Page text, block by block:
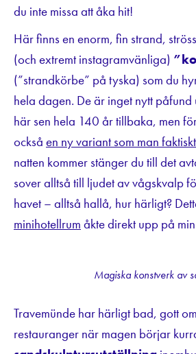
du inte missa att åka hit!
Här finns en enorm, fin strand,
(och extremt instagramvänliga)
(”strandkörbe” på tyska) som du
hela dagen. De är inget nytt påfund
här sen hela 140 år tillbaka, men
också en ny variant som man
natten kommer stänger du till det
sover alltså till ljudet av vågskvalp
havet – alltså hallå, hur härligt?
minihotellrum åkte direkt upp på
Magiska konstverk av
Travemünde har härligt bad, gott
restauranger när magen börjar